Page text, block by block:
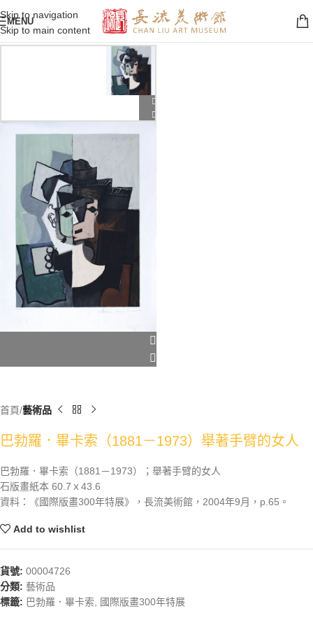
Skip to navigation
Skip to main content
MENU
首頁 藝術品
巴勃羅．畢卡索（1881－1973）舉著手臂的女人
巴勃羅．畢卡索（1881－1973）；舉著手臂的女人
石版畫紙本 60.7ｘ43.6
資料：《國際版畫300年特展》，長流美術館，2004年9月，p.65。
Add to wishlist
貨號: 00004726
分類: 藝術品
標籤: 巴勃羅．畢卡索 國際版畫300年特展